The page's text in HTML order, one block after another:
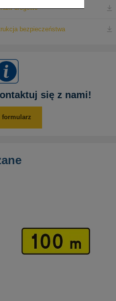
drogowe
bezpieczeństwa
się z nami!
formularz